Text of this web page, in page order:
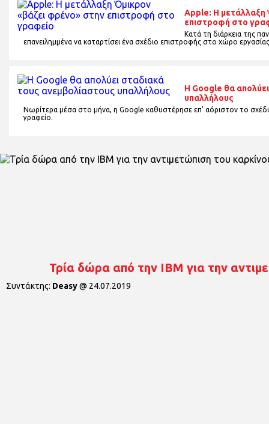
Apple: Η μετάλλαξη
επιστροφή στο
Κατά τη διάρκεια της
επανειλημμένα να καταρτίσει ένα σχέδιο επιστροφής στο χώρο
Η Google θα
υπαλλήλους
Νωρίτερα μέσα στο μήνα, η Google καθυστέρησε επ' αόριστον το
γραφείο.
Τρία δώρα από την ΙΒΜ για την
Συντάκτης: Deasy@ 24.07.2019